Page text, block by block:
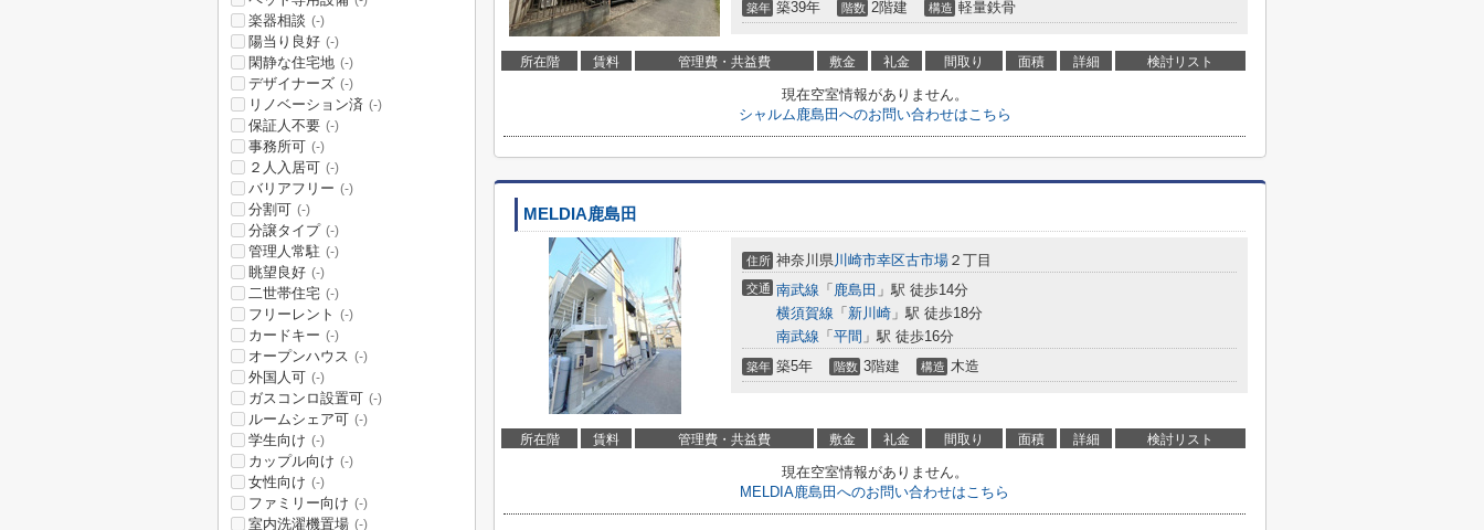
築年 築39年 階数 2階建 構造 軽量鉄骨
所在階 賃料 管理費・共益費 敷金 礼金 間取り 面積 詳細 検討リスト
現在空室情報がありません。
シャルム鹿島田へのお問い合わせはこちら
MELDIA鹿島田
住所 神奈川県川崎市幸区古市場 ２丁目
交通 南武線 「 鹿島田 」駅 徒歩14分
横須賀線 「 新川崎 」駅 徒歩18分
南武線 「 平間 」駅 徒歩16分
築年 築5年 階数 3階建 構造 木造
所在階 賃料 管理費・共益費 敷金 礼金 間取り 面積 詳細 検討リスト
現在空室情報がありません。
MELDIA鹿島田へのお問い合わせはこちら
楽器相談 (-)
陽当り良好 (-)
閑静な住宅地 (-)
デザイナーズ (-)
リノベーション済 (-)
保証人不要 (-)
事務所可 (-)
２人入居可 (-)
バリアフリー (-)
分割可 (-)
分譲タイプ (-)
管理人常駐 (-)
眺望良好 (-)
二世帯住宅 (-)
フリーレント (-)
カードキー (-)
オープンハウス (-)
外国人可 (-)
ガスコンロ設置可 (-)
ルームシェア可 (-)
学生向け (-)
カップル向け (-)
女性向け (-)
ファミリー向け (-)
室内洗濯機置場 (-)